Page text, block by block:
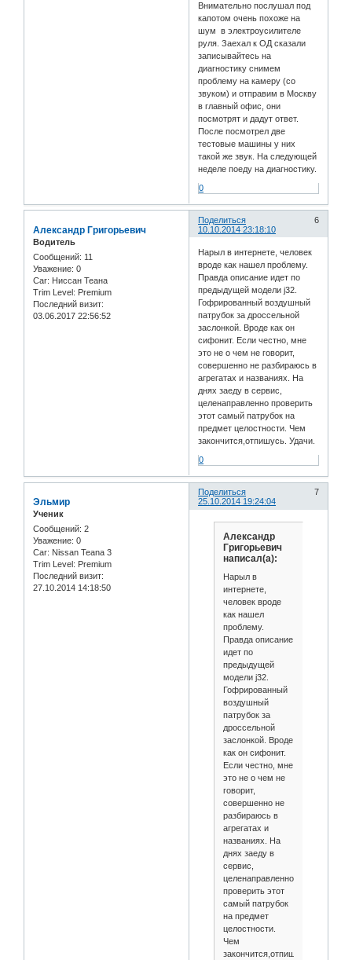
Внимательно послушал под
капотом очень похоже на
шум в электроусилителе
руля. Заехал к ОД сказали
записывайтесь на
диагностику снимем
проблему на камеру (со
звуком) и отправим в Москву
в главный офис, они
посмотрят и дадут ответ.
После посмотрел две
тестовые машины у них
такой же звук. На следующей
неделе поеду на диагностику.
0
Поделиться
6
10.10.2014 23:18:10
Александр Григорьевич
Водитель
Сообщений: 11
Уважение: 0
Car: Ниссан Теана
Trim Level: Premium
Последний визит:
03.06.2017 22:56:52
Нарыл в интернете, человек
вроде как нашел проблему.
Правда описание идет по
предыдущей модели j32.
Гофрированный воздушный
патрубок за дроссельной
заслонкой. Вроде как он
сифонит. Если честно, мне
это не о чем не говорит,
совершенно не разбираюсь в
агрегатах и названиях. На
днях заеду в сервис,
целенаправленно проверить
этот самый патрубок на
предмет целостности. Чем
закончится,отпишусь. Удачи.
0
Поделиться
7
25.10.2014 19:24:04
Эльмир
Ученик
Сообщений: 2
Уважение: 0
Car: Nissan Teana 3
Trim Level: Premium
Последний визит:
27.10.2014 14:18:50
Александр
Григорьевич
написал(а):
Нарыл в
интернете,
человек вроде
как нашел
проблему.
Правда описание
идет по
предыдущей
модели j32.
Гофрированный
воздушный
патрубок за
дроссельной
заслонкой. Вроде
как он сифонит.
Если честно, мне
это не о чем не
говорит,
совершенно не
разбираюсь в
агрегатах и
названиях. На
днях заеду в
сервис,
целенаправленно
проверить этот
самый патрубок
на предмет
целостности.
Чем
закончится,отпишусь.